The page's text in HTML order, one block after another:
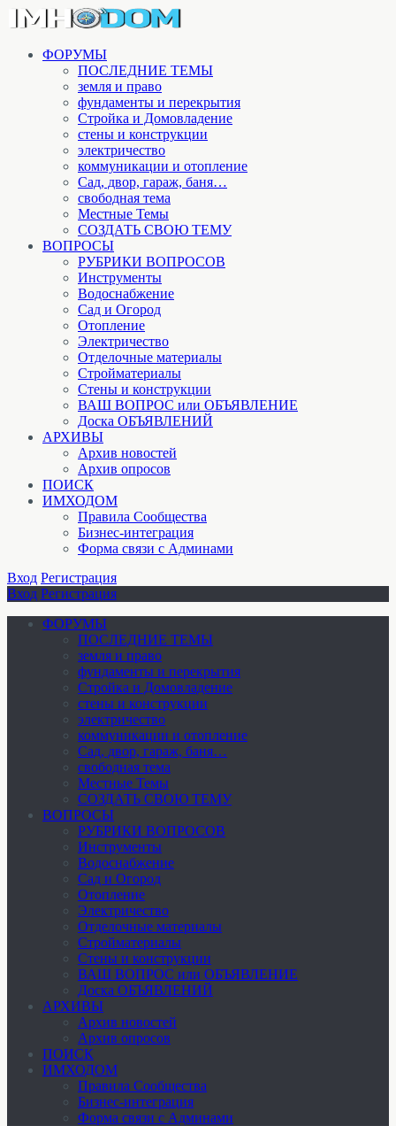
ФОРУМЫ
ПОСЛЕДНИЕ ТЕМЫ
земля и право
фундаменты и перекрытия
Стройка и Домовладение
стены и конструкции
электричество
коммуникации и отопление
Cад, двор, гараж, баня…
свободная тема
Местные Темы
СОЗДАТЬ СВОЮ ТЕМУ
ВОПРОСЫ
РУБРИКИ ВОПРОСОВ
Инструменты
Водоснабжение
Сад и Огород
Отопление
Электричество
Отделочные материалы
Стройматериалы
Стены и конструкции
ВАШ ВОПРОС или ОБЪЯВЛЕНИЕ
Доска ОБЪЯВЛЕНИЙ
АРХИВЫ
Архив новостей
Архив опросов
ПОИСК
ИМХОДОМ
Правила Сообщества
Бизнес-интеграция
Форма связи с Админами
Вход Регистрация
Вход Регистрация
ФОРУМЫ
ПОСЛЕДНИЕ ТЕМЫ
земля и право
фундаменты и перекрытия
Стройка и Домовладение
стены и конструкции
электричество
коммуникации и отопление
Cад, двор, гараж, баня…
свободная тема
Местные Темы
СОЗДАТЬ СВОЮ ТЕМУ
ВОПРОСЫ
РУБРИКИ ВОПРОСОВ
Инструменты
Водоснабжение
Сад и Огород
Отопление
Электричество
Отделочные материалы
Стройматериалы
Стены и конструкции
ВАШ ВОПРОС или ОБЪЯВЛЕНИЕ
Доска ОБЪЯВЛЕНИЙ
АРХИВЫ
Архив новостей
Архив опросов
ПОИСК
ИМХОДОМ
Правила Сообщества
Бизнес-интеграция
Форма связи с Админами